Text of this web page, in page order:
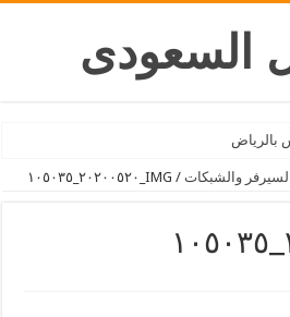
السعودى
السيرفر والشبكات / IMG_٢٠٢٠٠٥٢٠_١٠٥٠٣٥